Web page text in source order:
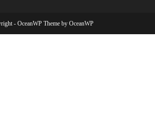
- OceanWP Theme by OceanWP